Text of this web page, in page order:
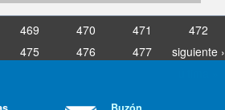
469 470 471
472
475 476 477
siguiente ›